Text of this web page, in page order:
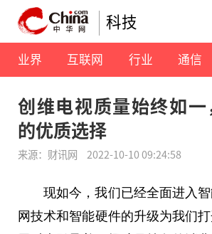
科技
业界 互联网 行业 通信
创维电视质量始终如
的优质选择
来源：财讯网 2022-10-10 09:24:58
现如今，我们已经全面进入
网技术和智能硬件的升级为我们